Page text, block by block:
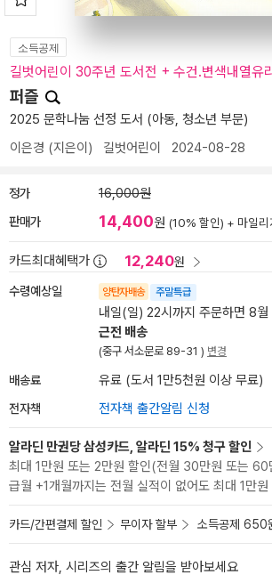
소득공제
길벗어린이 30주년 도서전 + 수건.변색내열유
퍼즐
2025 문학나눔 선정 도서 (아동, 청소년 부문)
이은경 (지은이) 길벗어린이 2024-08-28
정가 16,000원
판매가 14,400원 (10% 할인) + 마일
카드최대혜택가 12,240원
수령예상일 양탄자배송 주말특급
내일(일) 22시까지 주문하면 8
근전 배송
(중구 서소문로 89-31 ) 변경
배송료 유료 (도서 1만5천원 이상 무료)
전자책 전자책 출간알림 신청
알라딘 만권당 삼성카드, 알라딘 15% 청구 할인
최대 1만원 또는 2만원 할인(전월 30만원 또는
급월 +1개월까지는 전월 실적이 없어도 최대 1만
카드/간편결제 할인 무이자 할부 소득공제 650
관심 저자, 시리즈의 출간 알림을 받아보세요